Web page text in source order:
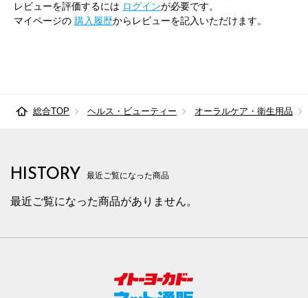
レビューを評価するには ログインが必要です。
マイページの 購入履歴からレビューを記入いただけます。
総合TOP ヘルス・ビューティー オーラルケア・衛生用品
HISTORY 最近ご覧になった商品
最近ご覧になった商品がありません。